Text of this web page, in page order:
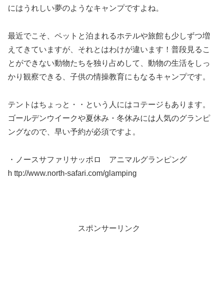
にはうれしい夢のようなキャンプですよね。
最近でこそ、ペットと泊まれるホテルや旅館も少しずつ増
えてきていますが、それとはわけが違います！普段見るこ
とができない動物たちを独り占めして、動物の生活をしっ
かり観察できる、子供の情操教育にもなるキャンプです。
テントはちょっと・・という人にはコテージもあります。
ゴールデンウイークや夏休み・冬休みには人気のグランピ
ングなので、早い予約が必須ですよ。
・ノースサファリサッポロ アニマルグランピング
h ttp://www.north-safari.com/glamping
スポンサーリンク